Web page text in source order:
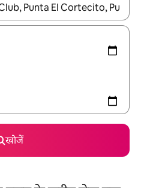
डाउन 'ऐरो की' का इस्तेमाल करके नेविगेट
खोजें